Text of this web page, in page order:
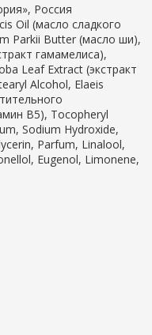
Россия
Oil (масло сладкого
Parkii Butter (масло ши),
гамамелиса),
Leaf Extract (экстракт
Alcohol, Elaeis
В5), Tocopheryl
Sodium Hydroxide,
Parfum, Linalool,
Eugenol, Limonene,